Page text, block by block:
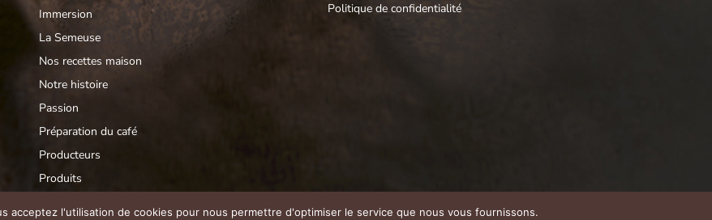
Immersion
La Semeuse
Nos recettes maison
Notre histoire
Passion
Préparation du café
Producteurs
Produits
Politique de confidentialité
acceptez l'utilisation de cookies pour nous permettre d'optimiser le service que nous vous fournissons.